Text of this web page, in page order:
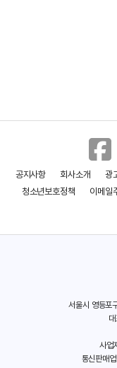
공지사항 회사소개 광
청소년보호정책
이메일
서울시 영등포
사
통신판매